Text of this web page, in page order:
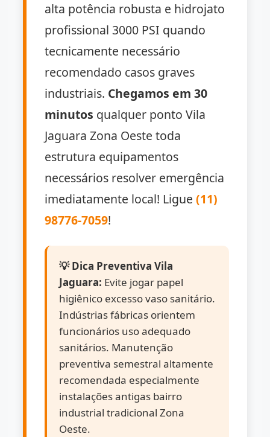
alta potência robusta e hidrojato
profissional 3000 PSI quando
tecnicamente necessário
recomendado casos graves
industriais. Chegamos em 30
minutos qualquer ponto Vila
Jaguara Zona Oeste toda
estrutura equipamentos
necessários resolver emergência
imediatamente local! Ligue(11)
98776-7059!
💡 Dica Preventiva Vila
Jaguara: Evite jogar papel
higiênico excesso vaso sanitário.
Indústrias fábricas orientem
funcionários uso adequado
sanitários. Manutenção
preventiva semestral altamente
recomendada especialmente
instalações antigas bairro
industrial tradicional Zona
Oeste.